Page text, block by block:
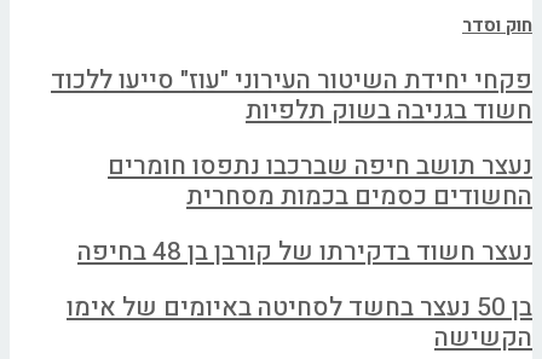
חוק וסדר
פקחי יחידת השיטור העירוני "עוז" סייעו ללכוד
חשוד בגניבה בשוק תלפיות
נעצר תושב חיפה שברכבו נתפסו חומרים
החשודים כסמים בכמות מסחרית
נעצר חשוד בדקירתו של קורבן בן 48 בחיפה
בן 50 נעצר בחשד לסחיטה באיומים של אימו
הקשישה